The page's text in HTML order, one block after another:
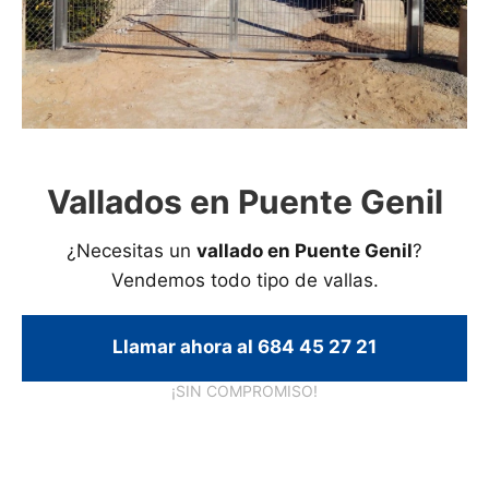
Vallados en Puente Genil
¿Necesitas un vallado en Puente Genil?
Vendemos todo tipo de vallas.
Llamar ahora al 684 45 27 21
¡SIN COMPROMISO!